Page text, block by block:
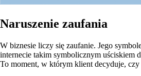
Naruszenie zaufania
W biznesie liczy się zaufanie. Jego
internecie takim symbolicznym uściskiem
To moment, w którym klient decyduje,